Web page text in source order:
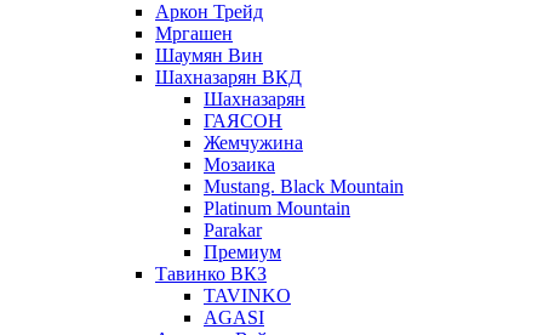
Аркон Трейд
Мргашен
Шаумян Вин
Шахназарян ВКД
Шахназарян
ГАЯСОН
Жемчужина
Мозаика
Mustang. Black Mountain
Platinum Mountain
Parakar
Премиум
Тавинко ВКЗ
TAVINKO
AGASI